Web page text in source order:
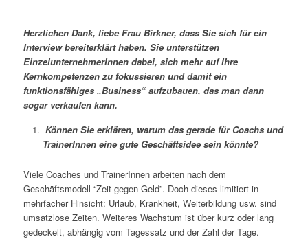
Herzlichen Dank, liebe Frau Birkner, dass Sie sich für ein
Interview bereiterklärt haben. Sie unterstützen
EinzelunternehmerInnen dabei, sich mehr auf Ihre
Kernkompetenzen zu fokussieren und damit ein
funktionsfähiges „Business“ aufzubauen, das man dann
sogar verkaufen kann.
Können Sie erklären, warum das gerade für Coachs und
TrainerInnen eine gute Geschäftsidee sein könnte?
Viele Coaches und TrainerInnen arbeiten nach dem
Geschäftsmodell “Zeit gegen Geld”. Doch dieses limitiert in
mehrfacher Hinsicht: Urlaub, Krankheit, Weiterbildung usw. sind
umsatzlose Zeiten. Weiteres Wachstum ist über kurz oder lang
gedeckelt, abhängig vom Tagessatz und der Zahl der Tage.